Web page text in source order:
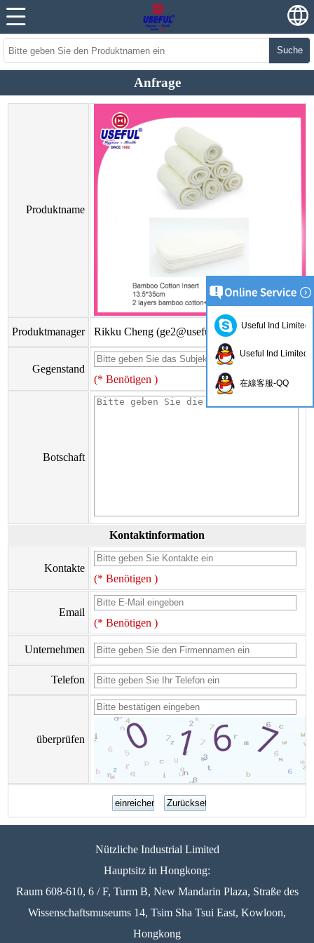
Suche
Anfrage
Produktname
Produktmanager Rikku Cheng (ge2@usefulhk.com)
Gegenstand
(* Benötigen )
Botschaft
Kontaktinformation
Kontakte
(* Benötigen )
Email
(* Benötigen )
Unternehmen
Telefon
überprüfen
Nützliche Industrial Limited
Hauptsitz in Hongkong:
Raum 608-610, 6 / F, Turm B, New Mandarin Plaza, Straße des
Wissenschaftsmuseums 14, Tsim Sha Tsui East, Kowloon,
Hongkong
Useful Ind Limited
Useful Ind Limited
在線客服-QQ